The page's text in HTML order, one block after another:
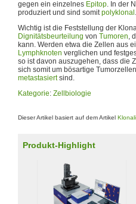
gegen ein einzelnes Epitop. In der
produziert und sind somitpolyklonal .
Wichtig ist die Feststellung der
Dignitätsbeurteilung von Tumoren,
kann. Werden etwa die Zellen aus
Lymphknoten verglichen und
so ist davon auszugehen, dass die
sich somit um bösartige
metastasiertsind.
Kategorie: Zellbiologie
Dieser Artikel basiert auf dem Artikel
Produkt-Highlight